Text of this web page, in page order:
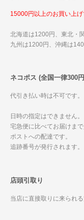
15000円以上のお買い上げ
北海道は1200円、東北・
九州は1200円、沖縄は
ネコポス (全国一律300
代引き払い時は不可です。
日時の指定はできません。
宅急便に比べてお届けま
ポストへの配達です。
追跡番号が発行されます。
店頭引取り
当店に直接取りに来られ